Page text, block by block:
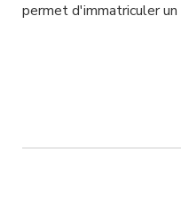
permet d'immatriculer